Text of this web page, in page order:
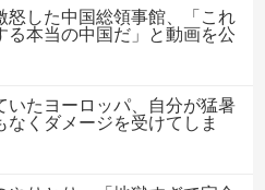
怒した中国総領事館、「これ
る本当の中国だ」と動画を公
いたヨーロッパ、自分が猛暑
くダメージを受けてしま